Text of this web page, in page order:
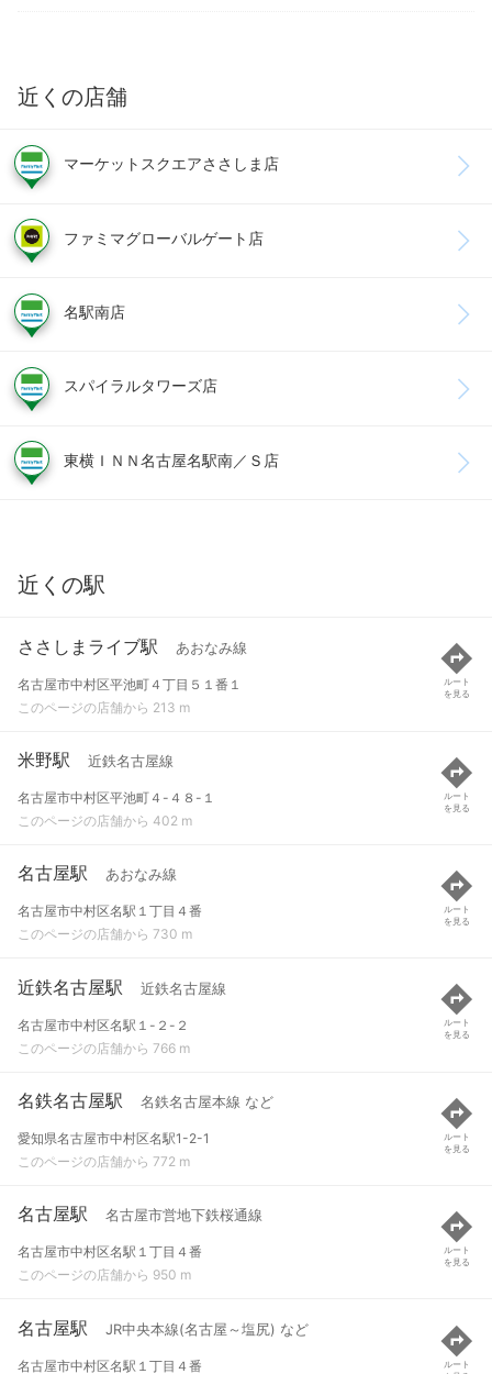
近くの店舗
マーケットスクエアささしま店
ファミマグローバルゲート店
名駅南店
スパイラルタワーズ店
東横ＩＮＮ名古屋名駅南／Ｓ店
近くの駅
ささしまライブ駅 あおなみ線
名古屋市中村区平池町４丁目５１番１
このページの店舗から 213 m
ルート
を見る
米野駅 近鉄名古屋線
名古屋市中村区平池町４-４８-１
このページの店舗から 402 m
ルート
を見る
名古屋駅 あおなみ線
名古屋市中村区名駅１丁目４番
このページの店舗から 730 m
ルート
を見る
近鉄名古屋駅 近鉄名古屋線
名古屋市中村区名駅１-２-２
このページの店舗から 766 m
ルート
を見る
名鉄名古屋駅 名鉄名古屋本線 など
愛知県名古屋市中村区名駅1-2-1
このページの店舗から 772 m
ルート
を見る
名古屋駅 名古屋市営地下鉄桜通線
名古屋市中村区名駅１丁目４番
このページの店舗から 950 m
ルート
を見る
名古屋駅 JR中央本線(名古屋～塩尻) など
名古屋市中村区名駅１丁目４番
ルート